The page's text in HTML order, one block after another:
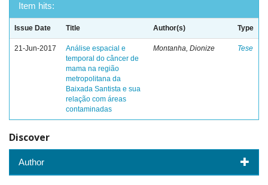
Item hits:
Issue Date Title Author(s) Type
21-Jun-2017
Análise espacial e
temporal do câncer de
mama na região
metropolitana da
Baixada Santista e sua
relação com áreas
contaminadas
Montanha, Dionize Tese
Discover
Author